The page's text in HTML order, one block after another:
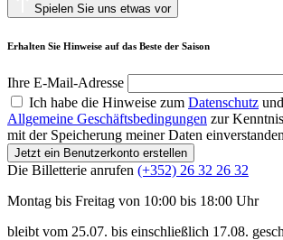
Spielen Sie uns etwas vor
Erhalten Sie Hinweise auf das Beste der Saison
Ihre E-Mail-Adresse
Ich habe die Hinweise zum Datenschutz
Allgemeine Geschäftsbedingungen zur
mit der Speicherung meiner Daten
Jetzt ein Benutzerkonto erstellen
Die Billetterie anrufen (+352) 26 32 26 32
Montag bis Freitag von 10:00 bis 18:00 Uhr
bleibt vom 25.07. bis einschließlich 17.08.